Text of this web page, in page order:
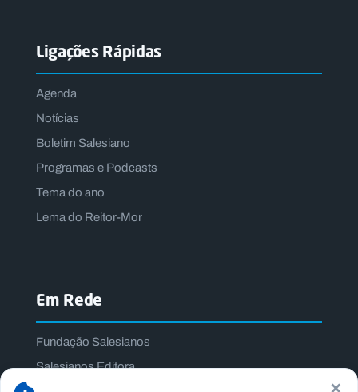
Ligações Rápidas
Agenda
Notícias
Boletim Salesiano
Programas e Podcasts
Tema do ano
Lema do Reitor-Mor
Em Rede
Fundação Salesianos
Salesianos Editora